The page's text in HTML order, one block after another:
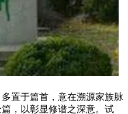
置于篇首，意在溯源家族脉
，以彰显修谱之深意。试